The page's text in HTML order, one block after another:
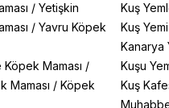
/Yetişkin
/Yavru Köpek
Maması /
Maması /Köpek
Kuş
Kuş Yemi
Kanarya
Kuşu
Kuş